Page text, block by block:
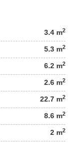
3.4 m2
5.3 m2
6.2 m2
2.6 m2
22.7 m2
8.6 m2
2 m2